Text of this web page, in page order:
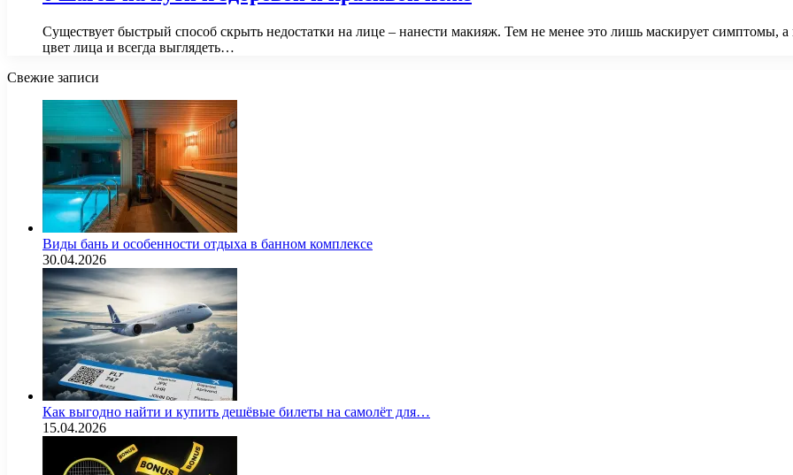
Существует быстрый способ скрыть недостатки на лице – нанести макияж. Тем не менее это лишь маскирует симптомы,
цвет лица и всегда выглядеть…
Свежие записи
Виды бань и особенности отдыха в банном комплексе
30.04.2026
Как выгодно найти и купить дешёвые билеты на самолёт для…
15.04.2026